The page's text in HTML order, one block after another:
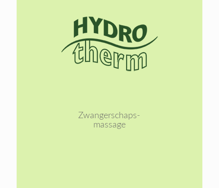
Lees
meer
Zwangerschaps-
massage